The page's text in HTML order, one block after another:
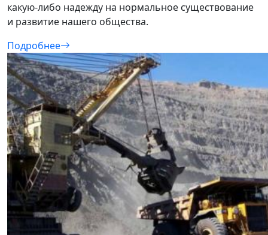
какую-либо надежду на нормальное существование
и развитие нашего общества.
Подробнее